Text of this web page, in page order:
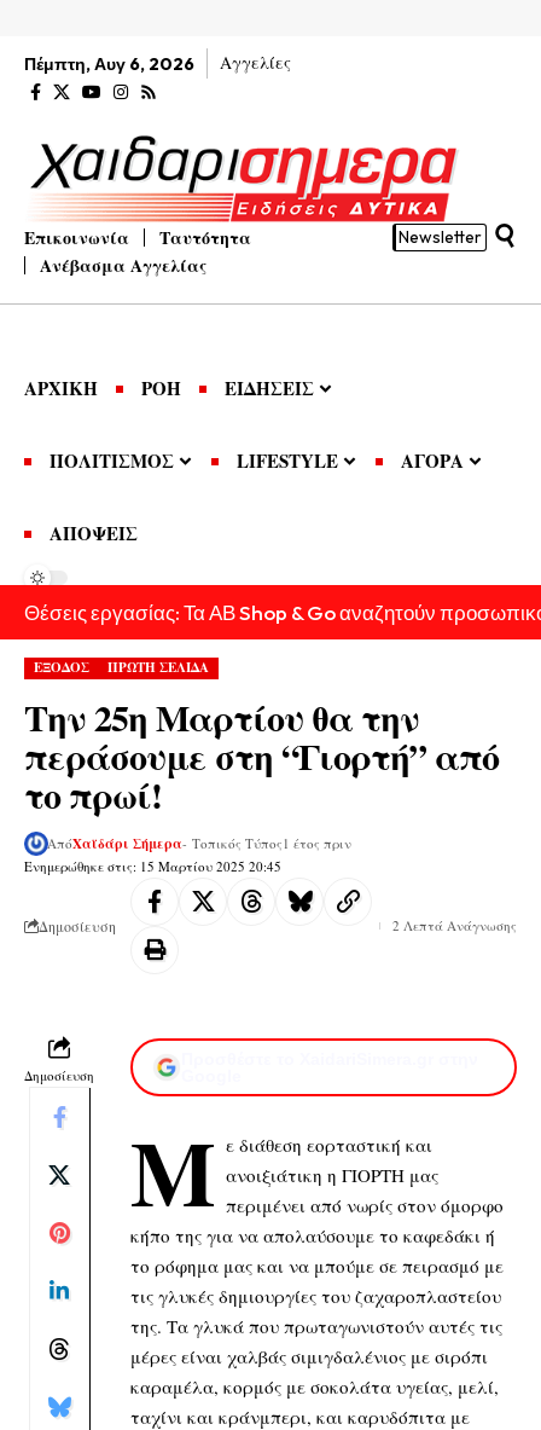
Πέμπτη, Αυγ 6, 2026 Αγγελίες
Επικοινωνία
Ταυτότητα
Ανέβασμα Αγγελίας
Newsletter
ΑΡΧΙΚΗ ΡΟΗ ΕΙΔΗΣΕΙΣ
ΠΟΛΙΤΙΣΜΟΣ LIFESTYLE ΑΓΟΡΑ
ΑΠΟΨΕΙΣ
Θέσεις εργασίας: Τα ΑΒ Shop & Go αναζητούν
ΕΞΟΔΟΣ ΠΡΩΤΗ ΣΕΛΙΔΑ
Την 25η Μαρτίου θα την
περάσουμε στη “Γιορτή” από
το πρωί!
Ενημερώθηκε στις: 15 Μαρτίου 2025 20:45
ΑπόΧαϊδάρι Σήμερα- Τοπικός Τύπος 1 έτος πριν
Δημοσίευση 2 Λεπτά Ανάγνωσης
Δημοσίευση
Μ ε διάθεση εορταστική και
ανοιξιάτικη η ΓΙΟΡΤΗ μας
περιμένει από νωρίς στον όμορφο
κήπο της για να απολαύσουμε το καφεδάκι ή
το ρόφημα μας και να μπούμε σε πειρασμό με
τις γλυκές δημιουργίες του ζαχαροπλαστείου
της. Τα γλυκά που πρωταγωνιστούν αυτές τις
μέρες είναι χαλβάς σιμιγδαλένιος με σιρόπι
καραμέλα, κορμός με σοκολάτα υγείας, μελί,
ταχίνι και κράνμπερι, και καρυδόπιτα με